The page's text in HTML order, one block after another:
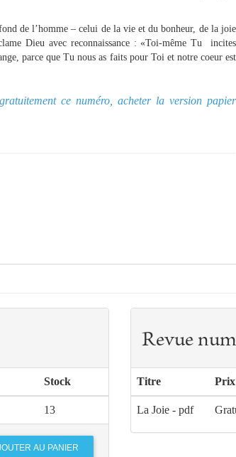
de l’homme – celui de la vie et du bonheur, de la joie
Dieu avec reconnaissance : «Toi-même Tu incites
parce que Tu nous as faits pour Toi et notre coeur est
ce numéro, acheter la version papier
Stock
13
Revue
Titre
La Joie - pdf